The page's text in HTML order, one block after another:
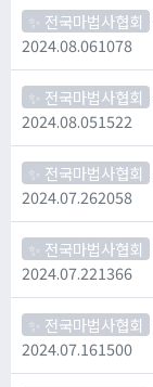
✨ 전국마법사협회
2024.08.061078
✨ 전국마법사협회
2024.08.051522
✨ 전국마법사협회
2024.07.262058
✨ 전국마법사협회
2024.07.221366
✨ 전국마법사협회
2024.07.161500